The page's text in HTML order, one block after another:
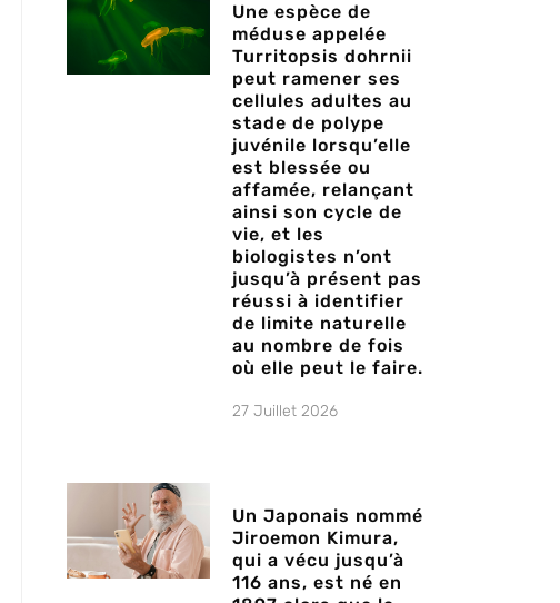
Une espèce de
méduse appelée
Turritopsis dohrnii
peut ramener ses
cellules adultes au
stade de polype
juvénile lorsqu’elle
est blessée ou
affamée, relançant
ainsi son cycle de
vie, et les
biologistes n’ont
jusqu’à présent pas
réussi à identifier
de limite naturelle
au nombre de fois
où elle peut le faire.
27 Juillet 2026
Un Japonais nommé
Jiroemon Kimura,
qui a vécu jusqu’à
116 ans, est né en